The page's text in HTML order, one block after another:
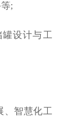
;
设计与工
、智慧化工